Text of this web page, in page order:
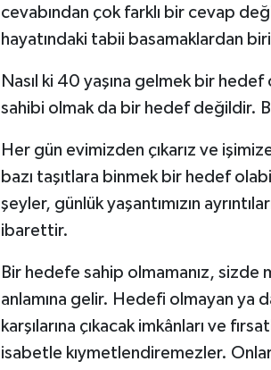
cevabından çok farklı bir cevap
hayatındaki tabii basamaklardan
Nasıl ki 40 yaşına gelmek bir
sahibi olmak da bir hedef değildir.
Her gün evimizden çıkarız ve
bazı taşıtlara binmek bir hedef
şeyler, günlük yaşantımızın
ibarettir.
Bir hedefe sahip olmamanız, sizde
anlamına gelir. Hedefi olmayan ya
karşılarına çıkacak imkânları ve
isabetle kıymetlendiremezler.